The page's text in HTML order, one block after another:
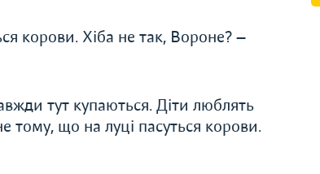
корови. Хіба не так, Вороне? —
тут купаються. Діти люблять
тому, що на луці пасуться корови.